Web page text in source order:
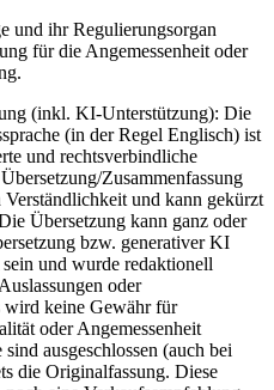
und ihr Regulierungsorgan
für die Angemessenheit oder
(inkl. KI-Unterstützung): Die
(in der Regel Englisch) ist
und rechtsverbindliche
Zusammenfassung
und kann gekürzt
Übersetzung kann ganz oder
bzw. generativer KI
und wurde redaktionell
oder
wird keine Gewähr für
oder Angemessenheit
ausgeschlossen (auch bei
die Originalfassung. Diese